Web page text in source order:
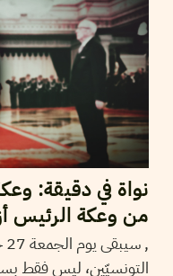
نواة في دقيقة:
من وعكة الرئيس
التونسيّين، ليس فقط